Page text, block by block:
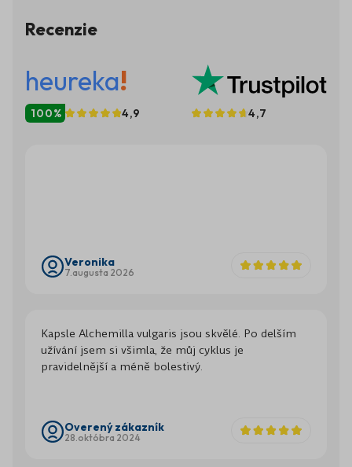
Recenzie
heureka!
100% 4,9 4,7
Veronika
7.augusta 2026
Kapsle Alchemilla vulgaris jsou skvělé. Po delším
užívání jsem si všimla, že můj cyklus je
pravidelnější a méně bolestivý.
Overený zákazník
28.októbra 2024